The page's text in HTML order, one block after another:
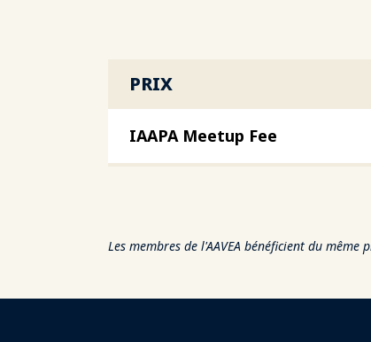
PRIX
IAAPA Meetup Fee
Les membres de l'AAVEA bénéficient du même